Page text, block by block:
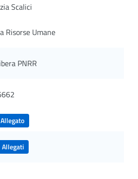
Scalici
Risorse Umane
PNRR
Allegato
Allegati